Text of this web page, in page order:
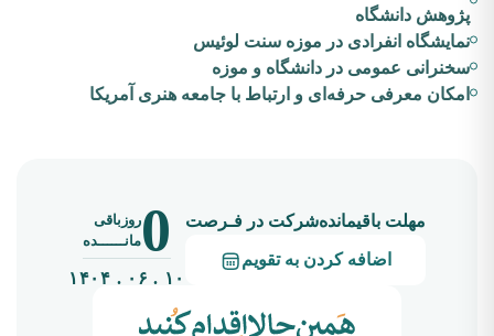
پژوهش دانشگاه
نمایشگاه انفرادی در موزه سنت لوئیس
سخنرانی عمومی در دانشگاه و موزه
امکان معرفی حرفه‌ای و ارتباط با جامعه هنری آمریکا
مهلت باقیمانده‌شرکت در فـرصت
اضافه کردن به تقویم 0روزباقی
مانــــــده
۱۰ . ۰۶ . ۱۴۰۴